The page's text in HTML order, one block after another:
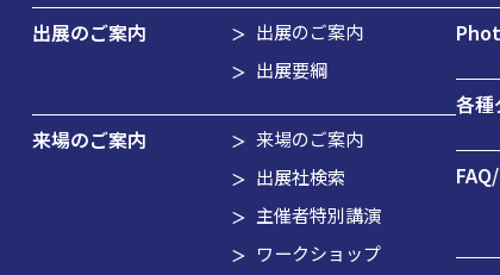
出展のご案内
出展のご案内
出展要綱
来場のご案内
来場のご案内
出展社検索
主催者特別講演
ワークショップ
各種